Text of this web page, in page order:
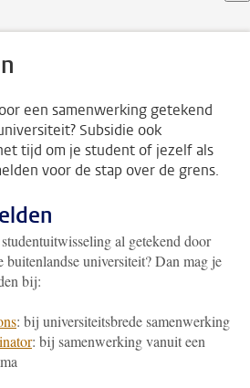
een samenwerking getekend
Subsidie ook
tijd om je student of jezelf als
voor de stap over de grens.
al getekend door
universiteit? Dan mag je
bij:
: bij universiteitsbrede samenwerking
: bij samenwerking vanuit een